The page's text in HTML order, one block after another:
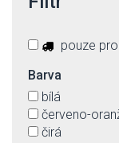
pouze
Barva
bílá
červeno-
čirá